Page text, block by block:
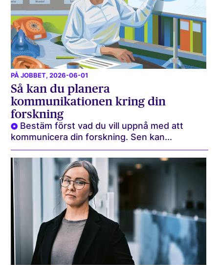
PÅ JOBBET, 2026-06-01
Så kan du planera
kommunikationen kring din
forskning
Bestäm först vad du vill uppnå med att
kommunicera din forskning. Sen kan...